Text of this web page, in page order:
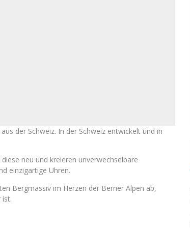
der Schweiz. In der Schweiz entwickelt und in
neu und kreieren unverwechselbare
einzigartige Uhren.
Bergmassiv im Herzen der Berner Alpen ab,
ist.